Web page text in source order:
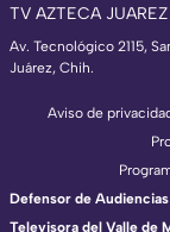
TV AZTECA JUAREZ
Av. Tecnológico 2115,
Juárez, Chih.
Aviso de
Defensor de
Televisora del Valle de